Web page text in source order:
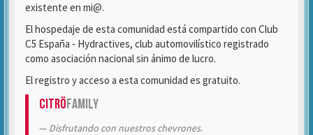
existente en mi@.
El hospedaje de esta comunidad está compartido con Club
C5 España - Hydractives, club automovilístico registrado
como asociación nacional sin ánimo de lucro.
El registro y acceso a esta comunidad es gratuito.
CitröFamily
Disfrutando con nuestros chevrones.